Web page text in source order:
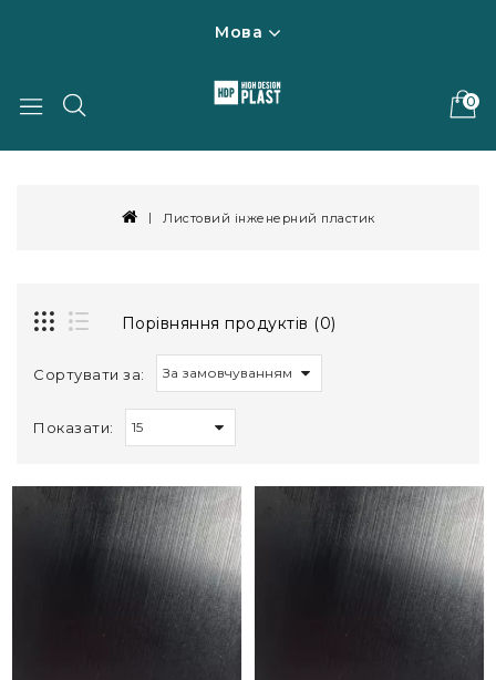
Мова
0
Листовий інженерний пластик
Порівняння продуктів (0)
Сортувати за:
Показати: